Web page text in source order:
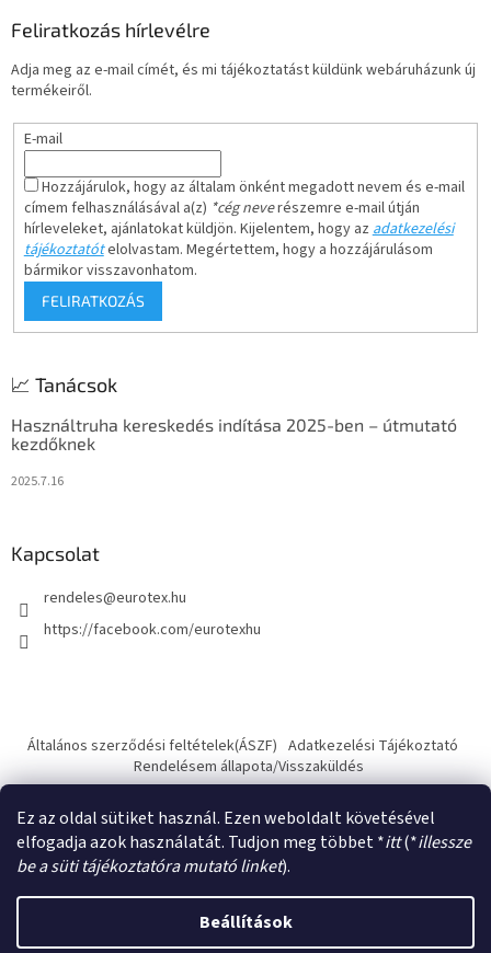
Ez az oldal sütiket használ. Ezen weboldalt követésével
elfogadja azok használatát. Tudjon meg többet *itt(*illessze
be a süti tájékoztatóra mutató linket).
Beállítások
Feliratkozás hírlevélre
Adja meg az e-mail címét, és mi tájékoztatást küldünk webáruházunk új
termékeiről.
E-mail
Hozzájárulok, hogy az általam önként megadott nevem és e-mail
címem felhasználásával a(z) *cég neverészemre e-mail útján
hírleveleket, ajánlatokat küldjön. Kijelentem, hogy az adatkezelési
tájékoztatótelolvastam. Megértettem, hogy a hozzájárulásom
bármikor visszavonhatom.
FELIRATKOZÁS
📈 Tanácsok
Használtruha kereskedés indítása 2025-ben – útmutató
kezdőknek
2025.7.16
Kapcsolat
rendeles@eurotex.hu
https://facebook.com/eurotexhu
Általános szerződési feltételek(ÁSZF) Adatkezelési Tájékoztató
Rendelésem állapota/Visszaküldés